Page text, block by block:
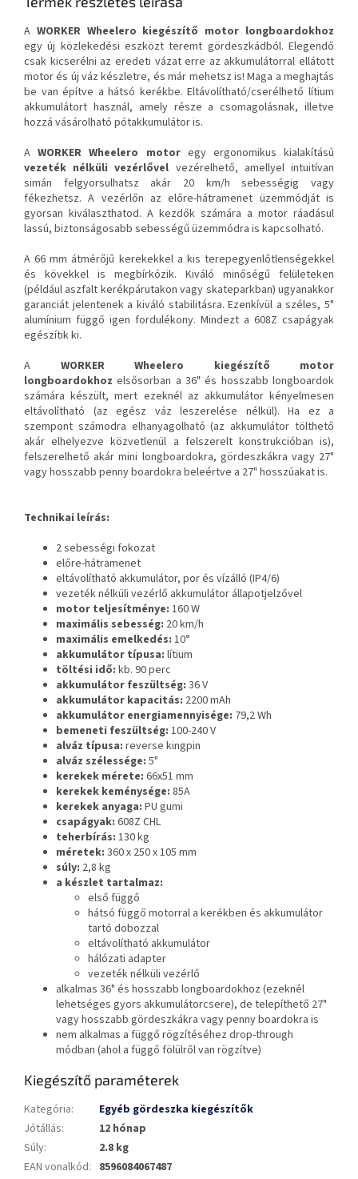
A WORKER Wheelero kiegészítő motor longboardokhoz
egy új közlekedési eszközt teremt gördeszkádból. Elegendő
csak kicserélni az eredeti vázat erre az akkumulátorral ellátott
motor és új váz készletre, és már mehetsz is! Maga a meghajtás
be van építve a hátsó kerékbe. Eltávolítható/cserélhető lítium
akkumulátort használ, amely része a csomagolásnak, illetve
hozzá vásárolható pótakkumulátor is.
A WORKER Wheelero motoregy ergonomikus kialakítású
vezeték nélküli vezérlővel vezérelhető, amellyel intuitívan
simán felgyorsulhatsz akár 20 km/h sebességig vagy
fékezhetsz. A vezérlőn az előre-hátramenet üzemmódját is
gyorsan kiválaszthatod. A kezdők számára a motor ráadásul
lassú, biztonságosabb sebességű üzemmódra is kapcsolható.
A 66 mm átmérőjű kerekekkel a kis terepegyenlőtlenségekkel
és kövekkel is megbírkózik. Kiváló minőségű felületeken
(például aszfalt kerékpárutakon vagy skateparkban) ugyanakkor
garanciát jelentenek a kiváló stabilitásra. Ezenkívül a széles, 5"
alumínium függő igen fordulékony. Mindezt a 608Z csapágyak
egészítik ki.
A WORKER Wheelero kiegészítő motor
longboardokhozelsősorban a 36" és hosszabb longboardok
számára készült, mert ezeknél az akkumulátor kényelmesen
eltávolítható (az egész váz leszerelése nélkül). Ha ez a
szempont számodra elhanyagolható (az akkumulátor tölthető
akár elhelyezve közvetlenül a felszerelt konstrukcióban is),
felszerelhető akár mini longboardokra, gördeszkákra vagy 27"
vagy hosszabb penny boardokra beleértve a 27" hosszúakat is.
Technikai leírás:
2 sebességi fokozat
előre-hátramenet
eltávolítható akkumulátor, por és vízálló (IP4/6)
vezeték nélküli vezérlő akkumulátor állapotjelzővel
motor teljesítménye: 160 W
maximális sebesség: 20 km/h
maximális emelkedés: 10°
akkumulátor típusa: lítium
töltési idő: kb. 90 perc
akkumulátor feszültség: 36 V
akkumulátor kapacitás: 2200 mAh
akkumulátor energiamennyisége: 79,2 Wh
bemeneti feszültség: 100-240 V
alváz típusa: reverse kingpin
alváz szélessége: 5"
kerekek mérete: 66x51 mm
kerekek keménysége: 85A
kerekek anyaga: PU gumi
csapágyak: 608Z CHL
teherbírás: 130 kg
méretek: 360 x 250 x 105 mm
súly: 2,8 kg
a készlet tartalmaz:
első függő
hátsó függő motorral a kerékben és akkumulátor
tartó dobozzal
eltávolítható akkumulátor
hálózati adapter
vezeték nélküli vezérlő
alkalmas 36" és hosszabb longboardokhoz (ezeknél
lehetséges gyors akkumulátorcsere), de telepíthető 27"
vagy hosszabb gördeszkákra vagy penny boardokra is
nem alkalmas a függő rögzítéséhez drop-through
módban (ahol a függő fölülről van rögzítve)
Kiegészítő paraméterek
Kategória:
Egyéb gördeszka kiegészítők
Jótállás:
12 hónap
Súly:
2.8 kg
EAN vonalkód: 8596084067487